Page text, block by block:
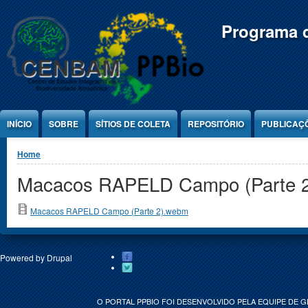
Programa
INÍCIO SOBRE SÍTIOS DE COLETA REPOSITÓRIO
You are here
Home
Macacos RAPELD Campo (Parte
Macacos RAPELD Campo (Parte 2).webm
Powered by Drupal
O PORTAL PPBIO FOI DESENVOLVIDO PELA EQUIPE DE